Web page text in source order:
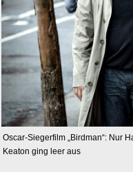
Oscar-Siegerfilm „Birdman“: Nur
Keaton ging leer aus